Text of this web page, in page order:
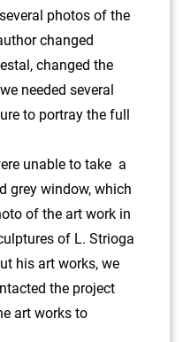
photos of the
changed
changed the
needed several
to portray the full
unable to take a
grey window, which
of the art work in
of L. Strioga
his art works, we
the project
art works to